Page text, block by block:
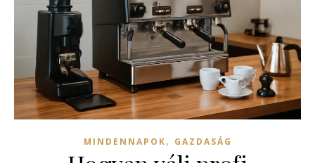
MINDENNAPOK, GAZDASÁG